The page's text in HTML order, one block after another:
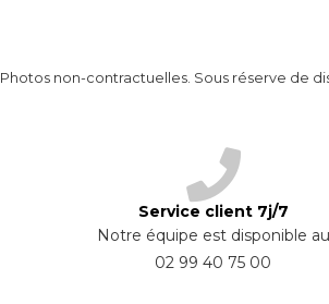
Photos non-contractuelles. Sous réserve de
Service client 7j/7
Notre équipe est disponible au
02 99 40 75 00